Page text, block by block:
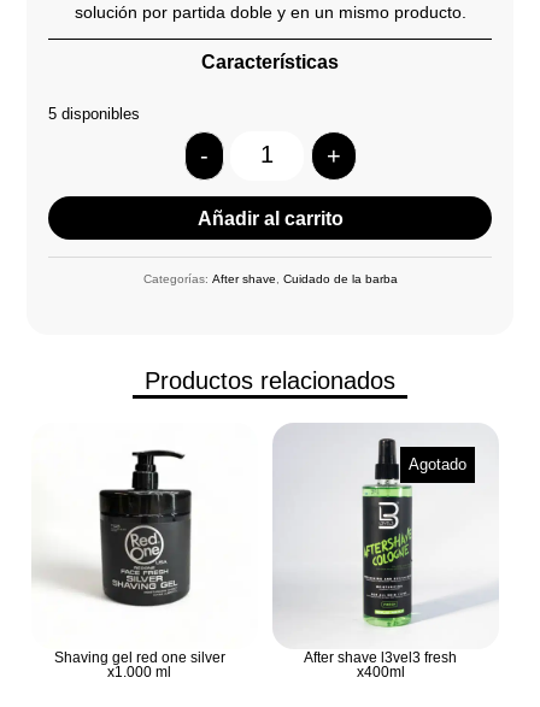
solución por partida doble y en un mismo producto.
Características
5 disponibles
Quantity
- +
Añadir al carrito
Categorías: After shave Cuidado de la barba
Productos relacionados
Shaving gel red one silver
x1.000 ml
Agotado
After shave l3vel3 fresh
x400ml